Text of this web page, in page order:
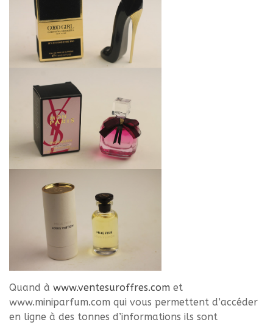
Quand à www.ventesuroffres.com et
www.miniparfum.com qui vous permettent d’accéder
en ligne à des tonnes d’informations ils sont